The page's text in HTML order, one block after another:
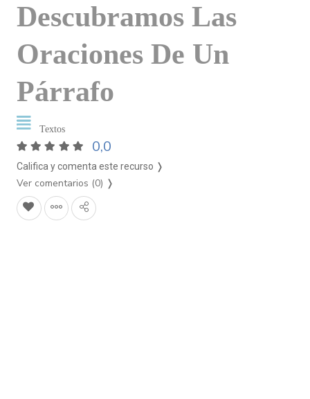
Descubramos Las
Oraciones De Un
Párrafo
Textos
0,0
Califica y comenta este recurso ❭
Ver comentarios (0) ❭